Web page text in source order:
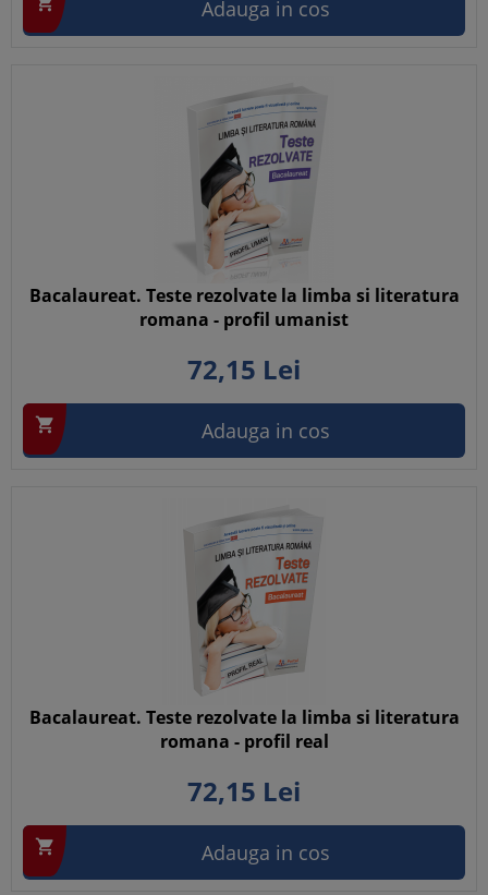
Adauga in cos
Bacalaureat. Teste rezolvate la limba si literatura
romana - profil umanist
72,15 Lei
 Adauga in cos
Bacalaureat. Teste rezolvate la limba si literatura
romana - profil real
72,15 Lei
 Adauga in cos